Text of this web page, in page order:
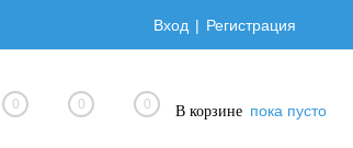
Вход Регистрация
0 0 0 В корзине пока пусто